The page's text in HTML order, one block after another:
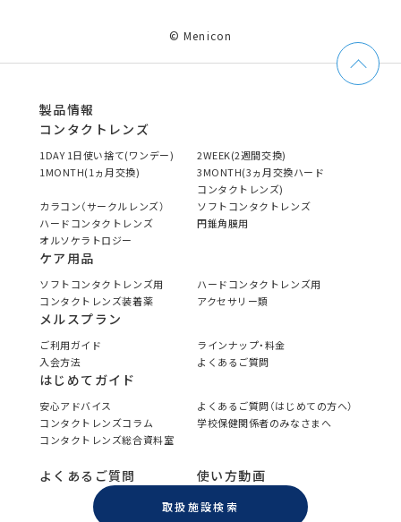
© Menicon
製品情報
コンタクトレンズ
1DAY 1日使い捨て(ワンデー)
2WEEK(2週間交換)
1MONTH(1ヵ月交換)
3MONTH(3ヵ月交換ハード
コンタクトレンズ)
カラコン（サークルレンズ）
ソフトコンタクトレンズ
ハードコンタクトレンズ
円錐角膜用
オルソケラトロジー
ケア用品
ソフトコンタクトレンズ用
ハードコンタクトレンズ用
コンタクトレンズ装着薬
アクセサリー類
メルスプラン
ご利用ガイド
ラインナップ・料金
入会方法
よくあるご質問
はじめてガイド
安心アドバイス
よくあるご質問（はじめての方へ）
コンタクトレンズコラム
学校保健関係者のみなさまへ
コンタクトレンズ総合資料室
よくあるご質問 使い方動画
取扱施設検索